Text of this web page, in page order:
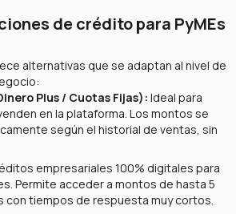
de crédito para PyMEs
alternativas que se adaptan al nivel de
Plus / Cuotas Fijas): Ideal para
en la plataforma. Los montos se
según el historial de ventas, sin
empresariales 100% digitales para
Permite acceder a montos de hasta 5
con tiempos de respuesta muy cortos.